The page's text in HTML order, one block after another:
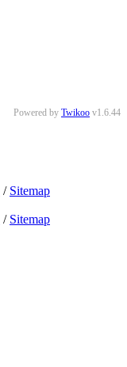
Powered by Twikoo v1.6.44
/ Sitemap
/ Sitemap